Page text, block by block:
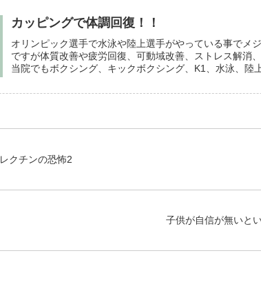
カッピングで体調回復！！
オリンピック選手で水泳や陸上選手がやっている事でメ
ですが体質改善や疲労回復、可動域改善、ストレス解消
当院でもボクシング、キックボクシング、K1、水泳、陸
レクチンの恐怖2
子供が自信が無いと